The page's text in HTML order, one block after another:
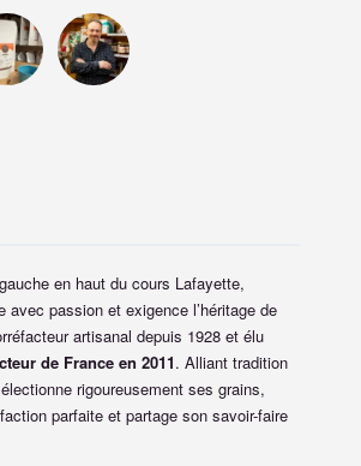
en haut du cours Lafayette,
avec passion et exigence l’héritage de
artisanal depuis 1928 et élu
de France en 2011. Alliant tradition
rigoureusement ses grains,
parfaite et partage son savoir-faire